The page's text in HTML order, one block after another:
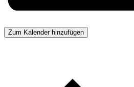
Zum Kalender hinzufügen